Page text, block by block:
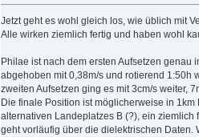
Jetzt geht es wohl gleich los, wie üblich mit
Alle wirken ziemlich fertig und haben wohl
Philae ist nach dem ersten Aufsetzen genau
abgehoben mit 0,38m/s und rotierend 1:50h
zweiten Aufsetzen ging es mit 3cm/s weiter,
Die finale Position ist möglicherweise in
alternativen Landeplatzes B (?), ein ziemlich
geht vorläufig über die dielektrischen Daten.